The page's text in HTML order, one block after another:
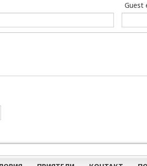
Guest